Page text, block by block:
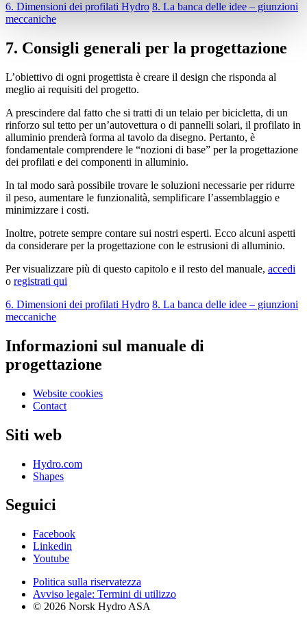
6. Dimensioni dei profilati Hydro 8. La banca delle idee – giunzioni
meccaniche
7. Consigli generali per la progettazione
L’obiettivo di ogni progettista è creare il design che risponda al
meglio ai requisiti del progetto.
A prescindere dal fatto che si tratti di un telaio per bicicletta, di un
rinforzo sul tetto per un’autovettura o di pannelli solari, il profilato in
alluminio prenderà forma al tavolo da disegno. Pertanto, è
fondamentale comprendere le “nozioni di base” per la progettazione
dei profilati e dei componenti in alluminio.
In tal modo sarà possibile trovare le soluzioni necessarie per ridurre
il peso, aumentare le funzionalità, semplificare l’assemblaggio e
minimizzare i costi.
Inoltre, potrete sempre contare sui nostri esperti. Ecco alcuni aspetti
da considerare per la progettazione con le estrusioni di alluminio.
Per visualizzare più di questo capitolo e il resto del manuale, accedi
o registrati qui
6. Dimensioni dei profilati Hydro 8. La banca delle idee – giunzioni
meccaniche
Informazioni sul manuale di
progettazione
Website cookies
Contact
Siti web
Hydro.com
Shapes
Seguici
Facebook
Linkedin
Youtube
Politica sulla riservatezza
Avviso legale: Termini di utilizzo
© 2026 Norsk Hydro ASA